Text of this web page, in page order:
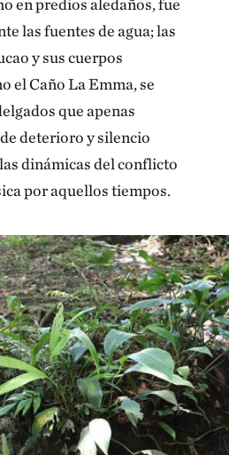
en predios aledaños, fue
las fuentes de agua; las
y sus cuerpos
el Caño La Emma, se
que apenas
deterioro y silencio
dinámicas del conflicto
por aquellos tiempos.